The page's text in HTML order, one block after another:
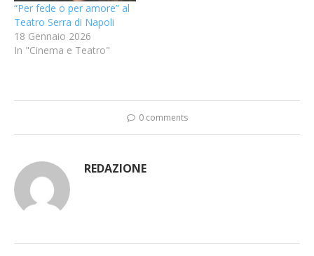
“Per fede o per amore” al
Teatro Serra di Napoli
18 Gennaio 2026
In "Cinema e Teatro"
0 comments
REDAZIONE